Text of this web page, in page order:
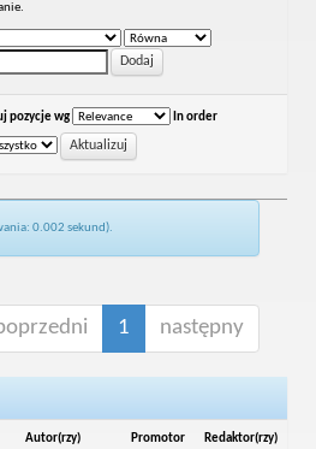
pozycje wg In order
0.002 sekund).
1 następny
Autor(rzy) Promotor Redaktor(rzy)